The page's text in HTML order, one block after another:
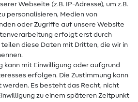
Webseite (z.B. IP-Adresse), um z.B.
personalisieren, Medien von
oder Zugriffe auf unsere Website
erfolgt erst durch
diese Daten mit Dritten, die wir in
kann mit Einwilligung oder aufgrund
erfolgen. Die Zustimmung kann
Es besteht das Recht, nicht
zu einem späteren Zeitpunkt